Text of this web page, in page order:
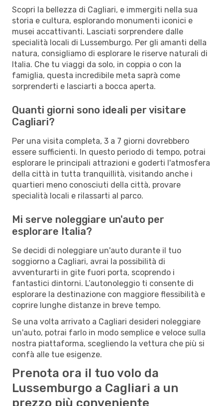
Scopri la bellezza di Cagliari, e immergiti nella sua
storia e cultura, esplorando monumenti iconici e
musei accattivanti. Lasciati sorprendere dalle
specialità locali di Lussemburgo. Per gli amanti della
natura, consigliamo di esplorare le riserve naturali di
Italia. Che tu viaggi da solo, in coppia o con la
famiglia, questa incredibile meta saprà come
sorprenderti e lasciarti a bocca aperta.
Quanti giorni sono ideali per visitare
Cagliari?
Per una visita completa, 3 a 7 giorni dovrebbero
essere sufficienti. In questo periodo di tempo, potrai
esplorare le principali attrazioni e goderti l'atmosfera
della città in tutta tranquillità, visitando anche i
quartieri meno conosciuti della città, provare
specialità locali e rilassarti al parco.
Mi serve noleggiare un'auto per
esplorare Italia?
Se decidi di noleggiare un'auto durante il tuo
soggiorno a Cagliari, avrai la possibilità di
avventurarti in gite fuori porta, scoprendo i
fantastici dintorni. L’autonoleggio ti consente di
esplorare la destinazione con maggiore flessibilità e
coprire lunghe distanze in breve tempo.
Se una volta arrivato a Cagliari desideri noleggiare
un'auto, potrai farlo in modo semplice e veloce sulla
nostra piattaforma, scegliendo la vettura che più si
confà alle tue esigenze.
Prenota ora il tuo volo da
Lussemburgo a Cagliari a un
prezzo più conveniente